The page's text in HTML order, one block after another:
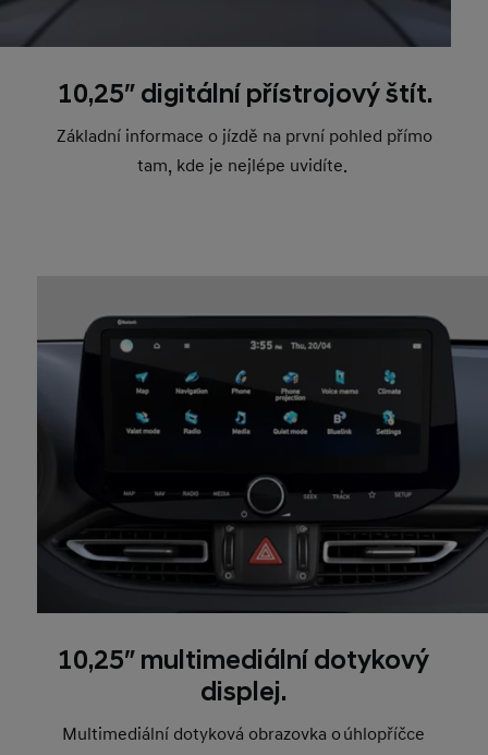
10,25″ digitální přístrojový štít.
Základní informace o jízdě na první pohled přímo
tam, kde je nejlépe uvidíte.
10,25″ multimediální dotykový
displej.
Multimediální dotyková obrazovka o úhlopříčce